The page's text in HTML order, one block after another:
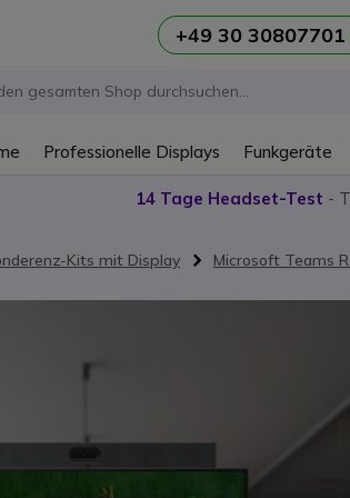
+49 30 30807701
Professionelle Displays Funkgeräte
14 Tage Headset-Test -
Kits mit Display Microsoft Teams